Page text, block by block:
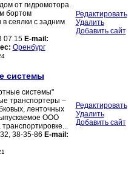
от гидромотора.
бортом
сеялки с задним
07 15 E-mail:
Оренбург
Редактировать
Удалить
Добавить сайт
системы
системы"
транспортеры –
ленточных
ООО
38-35-86 E-mail:
Редактировать
Удалить
Добавить сайт